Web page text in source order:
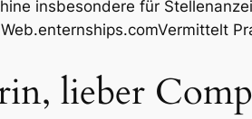
insbesondere für
lieber